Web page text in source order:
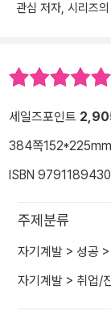
관심 저자, 시리즈
세일즈포인트
384쪽152*225mm
ISBN
주제분류
자기계발 > 성공 >
자기계발 > 취업/